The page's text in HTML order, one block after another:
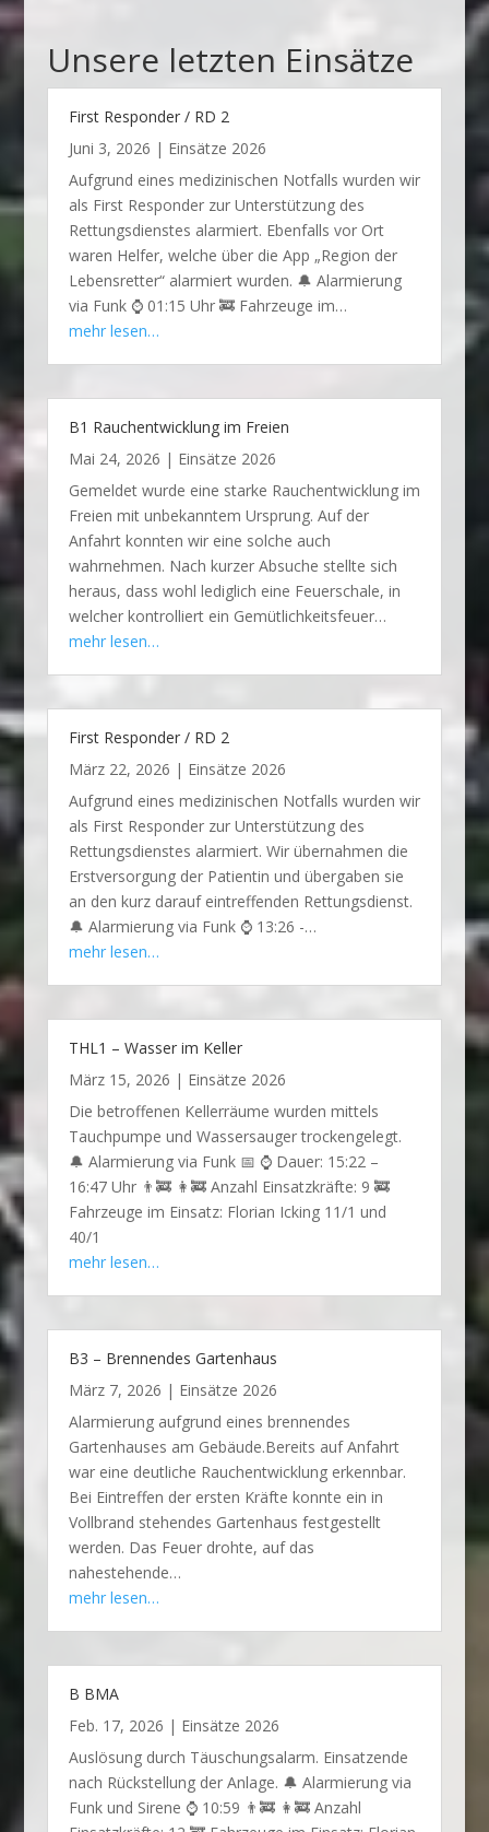
Unsere letzten Einsätze
First Responder / RD 2
Juni 3, 2026 | Einsätze 2026
Aufgrund eines medizinischen Notfalls wurden wir
als First Responder zur Unterstützung des
Rettungsdienstes alarmiert. Ebenfalls vor Ort
waren Helfer, welche über die App „Region der
Lebensretter“ alarmiert wurden. 🔔 Alarmierung
via Funk ⌚ 01:15 Uhr 🚒 Fahrzeuge im…
mehr lesen…
B1 Rauchentwicklung im Freien
Mai 24, 2026 | Einsätze 2026
Gemeldet wurde eine starke Rauchentwicklung im
Freien mit unbekanntem Ursprung. Auf der
Anfahrt konnten wir eine solche auch
wahrnehmen. Nach kurzer Absuche stellte sich
heraus, dass wohl lediglich eine Feuerschale, in
welcher kontrolliert ein Gemütlichkeitsfeuer…
mehr lesen…
First Responder / RD 2
März 22, 2026 | Einsätze 2026
Aufgrund eines medizinischen Notfalls wurden wir
als First Responder zur Unterstützung des
Rettungsdienstes alarmiert. Wir übernahmen die
Erstversorgung der Patientin und übergaben sie
an den kurz darauf eintreffenden Rettungsdienst.
🔔 Alarmierung via Funk ⌚ 13:26 -…
mehr lesen…
THL1 – Wasser im Keller
März 15, 2026 | Einsätze 2026
Die betroffenen Kellerräume wurden mittels
Tauchpumpe und Wassersauger trockengelegt.
🔔 Alarmierung via Funk 📅 ⌚ Dauer: 15:22 –
16:47 Uhr 👨‍🚒 👩‍🚒 Anzahl Einsatzkräfte: 9 🚒
Fahrzeuge im Einsatz: Florian Icking 11/1 und
40/1
mehr lesen…
B3 – Brennendes Gartenhaus
März 7, 2026 | Einsätze 2026
Alarmierung aufgrund eines brennendes
Gartenhauses am Gebäude.Bereits auf Anfahrt
war eine deutliche Rauchentwicklung erkennbar.
Bei Eintreffen der ersten Kräfte konnte ein in
Vollbrand stehendes Gartenhaus festgestellt
werden. Das Feuer drohte, auf das
nahestehende…
mehr lesen…
B BMA
Feb. 17, 2026 | Einsätze 2026
Auslösung durch Täuschungsalarm. Einsatzende
nach Rückstellung der Anlage. 🔔 Alarmierung via
Funk und Sirene ⌚ 10:59 👨‍🚒 👩‍🚒 Anzahl